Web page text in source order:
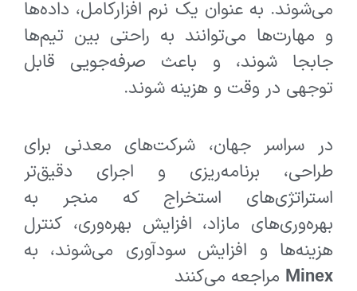
می‌شوند. به عنوان یک نرم افزارکامل، داده‌ها
و مهارت‌ها می‌توانند به راحتی بین تیم‌ها
جابجا شوند، و باعث صرفه‌جویی قابل
توجهی در وقت و هزینه شوند.
در سراسر جهان، شرکت‌های معدنی برای
طراحی، برنامه‌ریزی و اجرای دقیق‌تر
استراتژی‌های استخراج که منجر به
بهره‌وری‌های مازاد، افزایش بهره‌وری، کنترل
هزینه‌ها و افزایش سودآوری می‌شوند، به
Minex مراجعه می‌کنند